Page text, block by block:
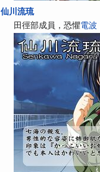
仙川流琉
田徑部成員，恐懼電波